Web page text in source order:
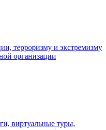
терроризму и экстремизму
организации
виртуальные туры,